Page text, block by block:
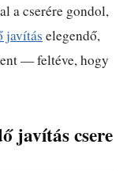
a cserére gondol,
javítás elegendő,
— feltéve, hogy
javítás csere